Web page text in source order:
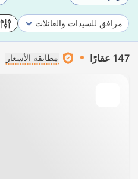
مرافق للسيدات والعائلات
147 عقارًا مطابقة الأسعار